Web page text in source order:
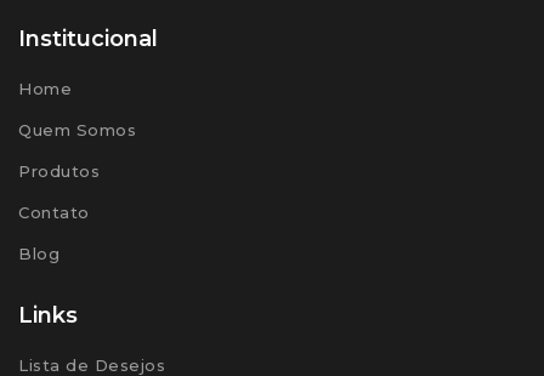
Institucional
Home
Quem Somos
Produtos
Contato
Blog
Links
Lista de Desejos